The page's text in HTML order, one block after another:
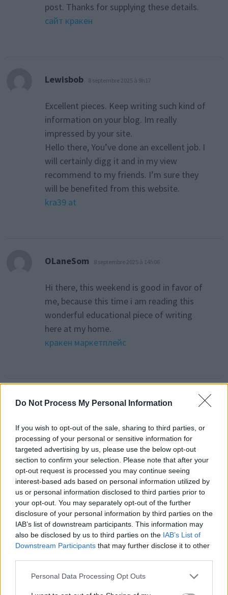
Do Not Process My Personal Information
If you wish to opt-out of the sale, sharing to third parties, or
processing of your personal or sensitive information for
targeted advertising by us, please use the below opt-out
section to confirm your selection. Please note that after your
opt-out request is processed you may continue seeing
interest-based ads based on personal information utilized by
us or personal information disclosed to third parties prior to
your opt-out. You may separately opt-out of the further
disclosure of your personal information by third parties on the
IAB’s list of downstream participants. This information may
also be disclosed by us to third parties on the IAB’s List of
Downstream Participants that may further disclose it to other
Personal Data Processing Opt Outs
post. Thanks for supplying these details.
сайт кракен
Lewisbob dit :
8 septembre 2025 à 9h17
Excellent pieces. Keep writing such kind of
information on your blog. Im really
impressed by your site.
Hello there, You’ve done an excellent job. I
will certainly digg it and in my view
recommend to my friends. I’m sure they
will be benefited from this website.
kra39 at
OLaneSom dit :
8 septembre 2025 à 14h06
Hi there, this weekend is good in favor of
me, because this time i am reading this
wonderful educational piece of writing
here at my home.
кракен маркетплейс
spunkysnail4brextdit :
9 septembre 2025 à 9h14
J’adore le charme de Luckster Casino, il
propose une aventure de casino qui
scintille comme un sort. La selection du
casino est une explosion de plaisirs
magiques, incluant des jeux de table de
casino d’une elegance mystique. Les
agents du casino sont rapides comme un
sortilege, avec une aide qui fait des
miracles. Les paiements du casino sont
securises et fluides, quand meme les
genereuses. Au final, Luckster Casino est